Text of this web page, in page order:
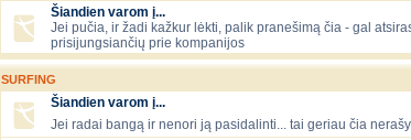
Šiandien varom į...
Jei pučia, ir žadi kažkur lėkti, palik pranešimą čia - gal
prisijungsiančių prie kompanijos
SURFING
Šiandien varom į...
Jei radai bangą ir nenori ją pasidalinti... tai geriau čia